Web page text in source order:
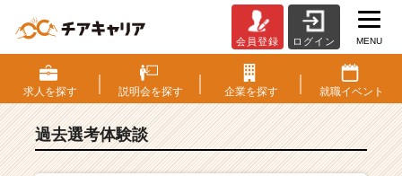
S・
選
考
験
会員登録 ログイン MENU
求人を探す 説明会を探す 企業を探す 就職イベント
過去選考体験談